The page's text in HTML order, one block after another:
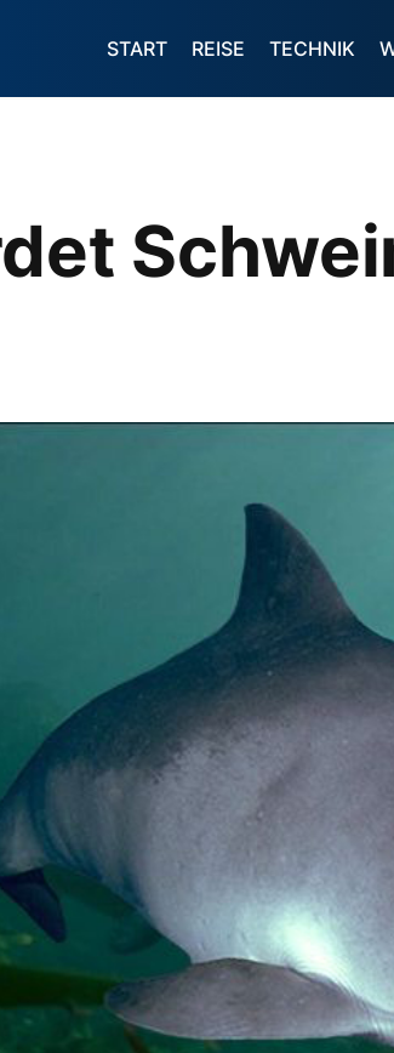
START REISE TECHNIK